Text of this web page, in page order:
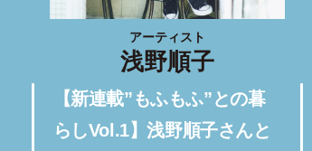
アーティスト
浅野順子
【新連載”もふもふ”との暮
らしVol.1】浅野順子さんと